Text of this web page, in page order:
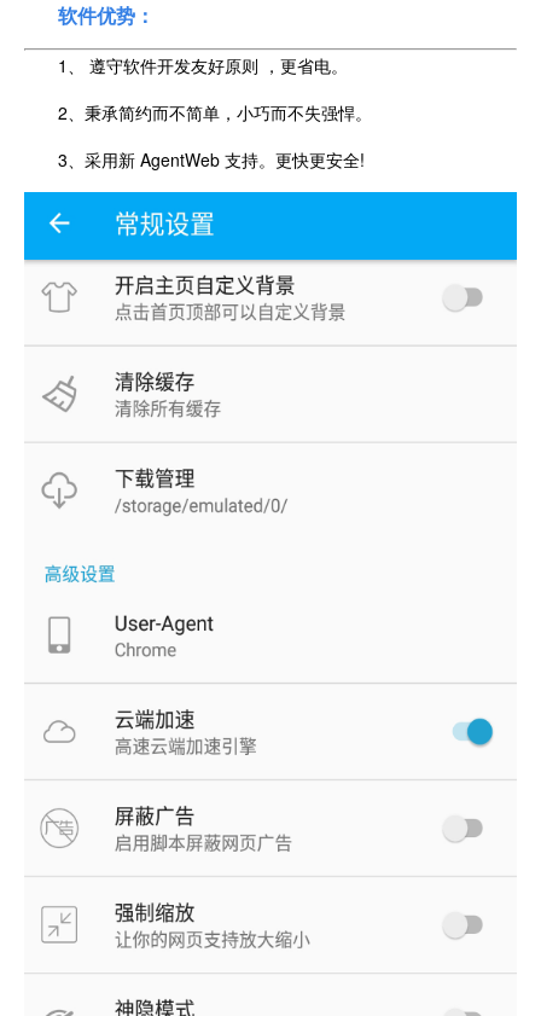
软件优势：
1、 遵守软件开发友好原则 ，更省电。
2、秉承简约而不简单，小巧而不失强悍。
3、采用新 AgentWeb 支持。更快更安全!